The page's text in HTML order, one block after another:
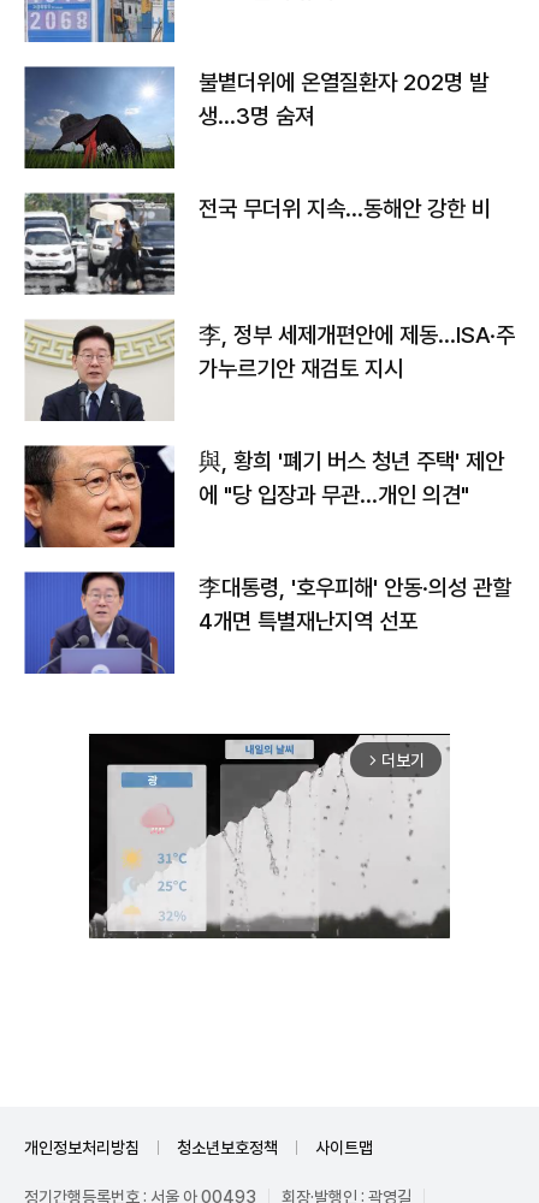
불볕더위에 온열질환자 202명 발
생…3명 숨져
전국 무더위 지속…동해안 강한 비
李, 정부 세제개편안에 제동…ISA·주
가누르기안 재검토 지시
與, 황희 '폐기 버스 청년 주택' 제안
에 "당 입장과 무관…개인 의견"
李대통령, '호우피해' 안동·의성 관할
4개면 특별재난지역 선포
arrow_forward_ios 더보기
개인정보처리방침 청소년보호정책 사이트맵
정기간행등록번호 : 서울 아 00493 회장·발행인 : 곽영길